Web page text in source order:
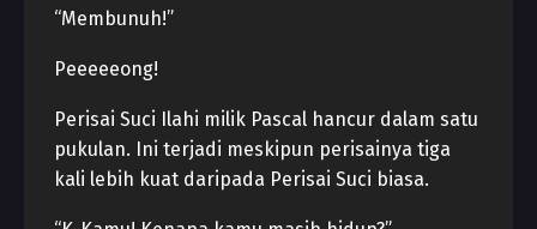
“Membunuh!”
Peeeeeong!
Perisai Suci Ilahi milik Pascal hancur dalam satu
pukulan. Ini terjadi meskipun perisainya tiga
kali lebih kuat daripada Perisai Suci biasa.